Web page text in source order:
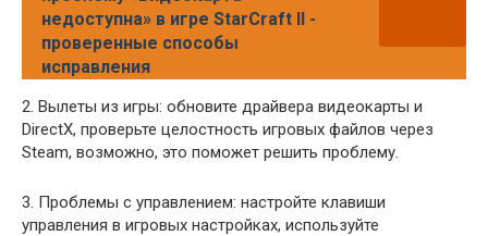
недоступна» в игре StarCraft II -
проверенные способы
исправления
2. Вылеты из игры: обновите драйвера видеокарты и
DirectX, проверьте целостность игровых файлов через
Steam, возможно, это поможет решить проблему.
3. Проблемы с управлением: настройте клавиши
управления в игровых настройках, используйте